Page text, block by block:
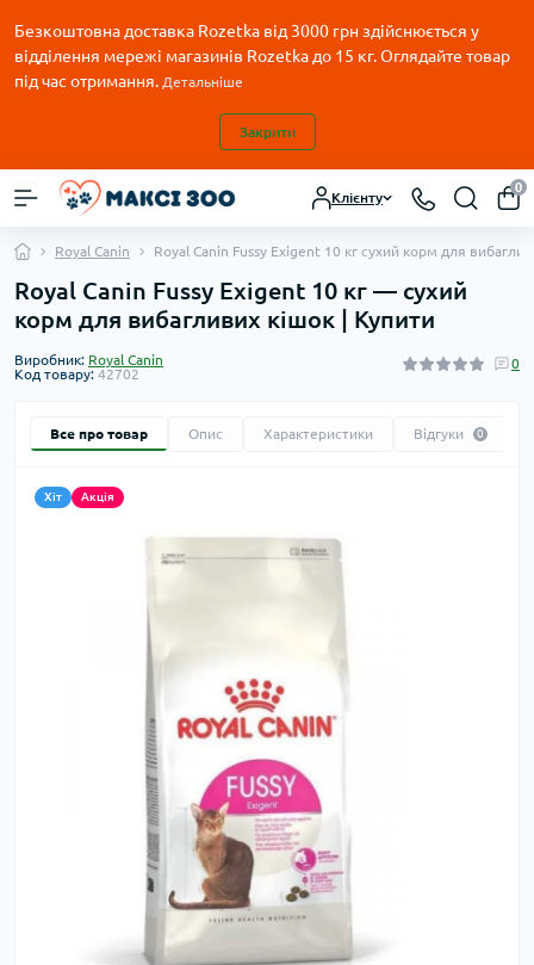
Безкоштовна доставка Rozetka від 3000 грн здійснюється у
відділення мережі магазинів Rozetka до 15 кг. Оглядайте товар
під час отримання. Детальніше
Закрити
Клієнту
0
Royal Canin Royal Canin Fussy Exigent 10 кг сухий корм для
Royal Canin Fussy Exigent 10 кг — сухий
корм для вибагливих кішок | Купити
Виробник: Royal Canin
Код товару: 42702
0
Все про товар Опис Характеристики Відгуки 0
Хіт Акція